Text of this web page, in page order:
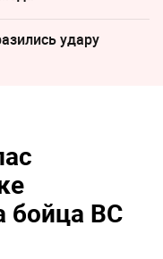
удару
бойца ВС